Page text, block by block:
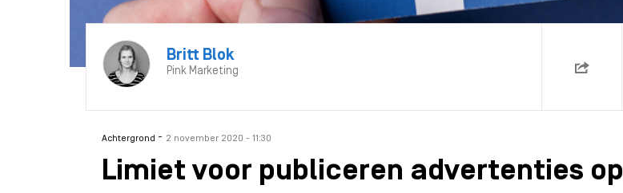
Britt Blok
Pink Marketing
Achtergrond - 2 november 2020 - 11:30
Limiet voor publiceren advertenties op